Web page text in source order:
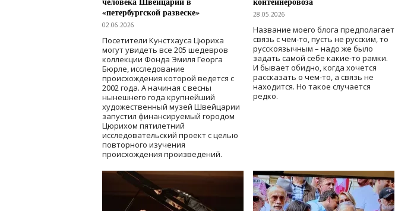
«петербургской развеске»
02.06.2026
Посетители Кунстхауса Цюриха
могут увидеть все 205 шедевров
коллекции Фонда Эмиля Георга
Бюрле, исследование
происхождения которой ведется с
2002 года. А начиная с весны
нынешнего года крупнейший
художественный музей Швейцарии
запустил финансируемый городом
Цюрихом пятилетний
исследовательский проект с целью
повторного изучения
происхождения произведений.
28.05.2026
Название моего блога предполагает
связь с чем-то, пусть не русским, то
русскоязычным – надо же было
задать самой себе какие-то рамки.
И бывает обидно, когда хочется
рассказать о чем-то, а связь не
находится. Но такое случается
редко.